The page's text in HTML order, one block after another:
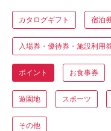
カタログギフト 宿泊
入場券・優待券・施設利用
ポイント お食事券
遊園地 スポーツ
その他